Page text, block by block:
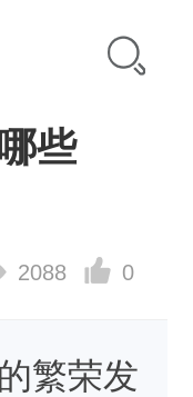
些
2088 0
繁荣发